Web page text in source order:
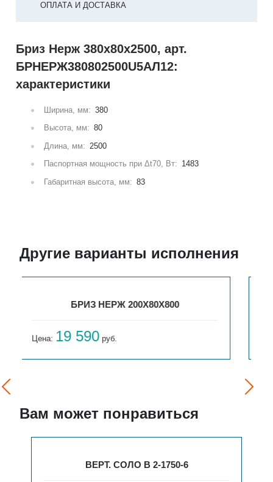
ОПЛАТА И ДОСТАВКА
Бриз Нерж 380х80х2500, арт.
БРНЕРЖ380802500U5АЛ12:
характеристики
Ширина, мм: 380
Высота, мм: 80
Длина, мм: 2500
Паспортная мощность при Δt70, Вт: 1483
Габаритная высота, мм: 83
Другие варианты исполнения
БРИЗ НЕРЖ 200Х80Х900
Цена: 21 517
Вам может понравиться
ЭЛЕГАНТ ПЛЮС 130X600X1000 1ТО